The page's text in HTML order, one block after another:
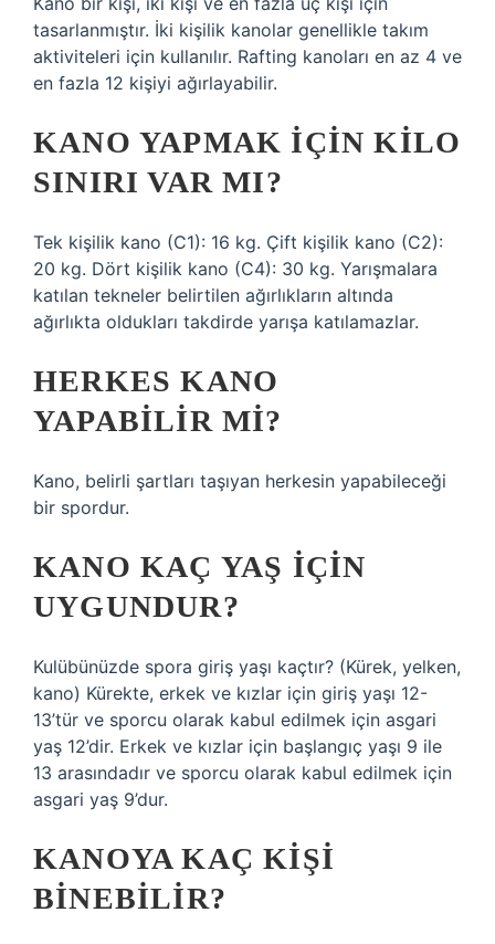
tasarlanmıştır. İki kişilik kanolar genellikle takım
aktiviteleri için kullanılır. Rafting kanoları en az 4 ve
en fazla 12 kişiyi ağırlayabilir.
KANO YAPMAK IÇIN KILO
SINIRI VAR MI?
Tek kişilik kano (C1): 16 kg. Çift kişilik kano (C2):
20 kg. Dört kişilik kano (C4): 30 kg. Yarışmalara
katılan tekneler belirtilen ağırlıkların altında
ağırlıkta oldukları takdirde yarışa katılamazlar.
HERKES KANO
YAPABILIR MI?
Kano, belirli şartları taşıyan herkesin yapabileceği
bir spordur.
KANO KAÇ YAŞ IÇIN
UYGUNDUR?
Kulübünüzde spora giriş yaşı kaçtır? (Kürek, yelken,
kano) Kürekte, erkek ve kızlar için giriş yaşı 12-
13’tür ve sporcu olarak kabul edilmek için asgari
yaş 12’dir. Erkek ve kızlar için başlangıç ​​yaşı 9 ile
13 arasındadır ve sporcu olarak kabul edilmek için
asgari yaş 9’dur.
KANOYA KAÇ KIŞI
BINEBILIR?